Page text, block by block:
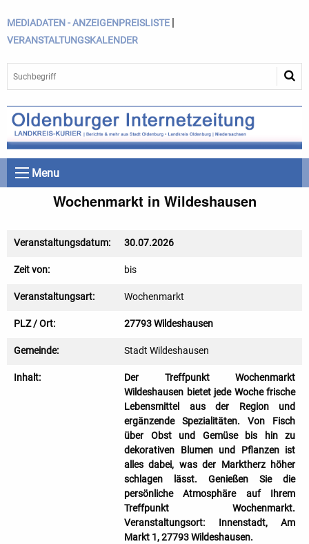
MEDIADATEN - ANZEIGENPREISLISTE |
VERANSTALTUNGSKALENDER
Menu
Wochenmarkt in Wildeshausen
Veranstaltungsdatum: 30.07.2026
Zeit von: bis
Veranstaltungsart: Wochenmarkt
PLZ / Ort: 27793 Wildeshausen
Gemeinde: Stadt Wildeshausen
Inhalt:
Der Treffpunkt Wochenmarkt
Wildeshausen bietet jede Woche frische
Lebensmittel aus der Region und
ergänzende Spezialitäten. Von Fisch
über Obst und Gemüse bis hin zu
dekorativen Blumen und Pflanzen ist
alles dabei, was der Marktherz höher
schlagen lässt. Genießen Sie die
persönliche Atmosphäre auf Ihrem
Treffpunkt Wochenmarkt.
Veranstaltungsort: Innenstadt, Am
Markt 1, 27793 Wildeshausen.